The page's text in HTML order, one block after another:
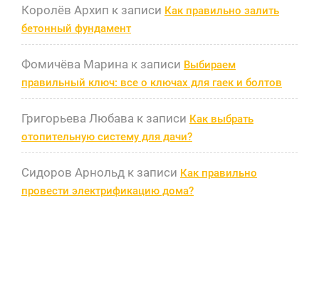
Королёв Архип к записи Как правильно залить
бетонный фундамент
Фомичёва Марина к записи Выбираем
правильный ключ: все о ключах для гаек и болтов
Григорьева Любава к записи Как выбрать
отопительную систему для дачи?
Сидоров Арнольд к записи Как правильно
провести электрификацию дома?